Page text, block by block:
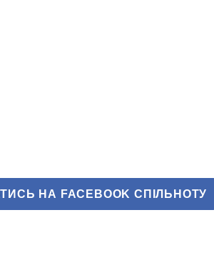
НА FACEBOOK СПІЛЬНОТУ